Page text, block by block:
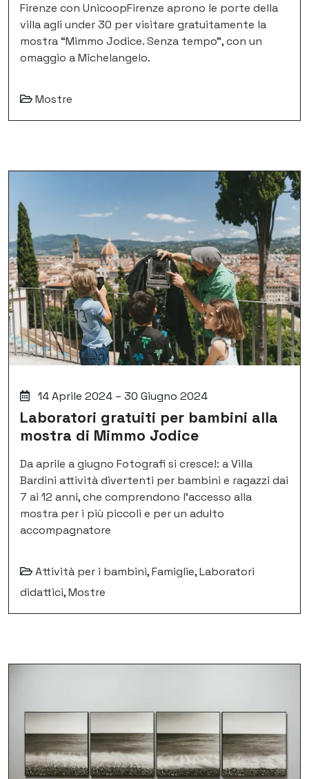
Firenze con UnicoopFirenze aprono le porte della
villa agli under 30 per visitare gratuitamente la
mostra “Mimmo Jodice. Senza tempo”, con un
omaggio a Michelangelo.
Mostre
14 Aprile 2024 – 30 Giugno 2024
Laboratori gratuiti per bambini alla
mostra di Mimmo Jodice
Da aprile a giugno Fotografi si cresce!: a Villa
Bardini attività divertenti per bambini e ragazzi dai
7 ai 12 anni, che comprendono l’accesso alla
mostra per i più piccoli e per un adulto
accompagnatore
Attività per i bambini,Famiglie,Laboratori
didattici,Mostre